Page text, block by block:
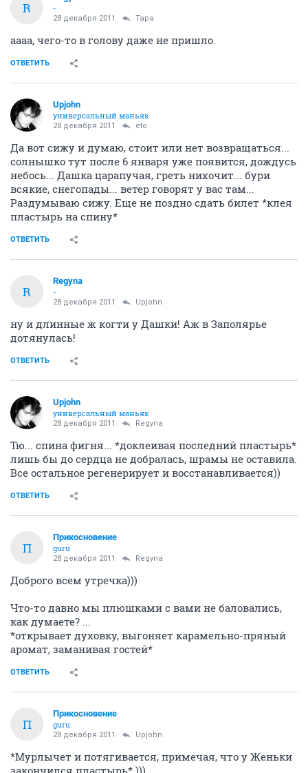
R
-
28 декабря 2011 Тара
аааа, чего-то в голову даже не пришло.
ОТВЕТИТЬ
Upjohn
универсальный маньяк
28 декабря 2011 eto
Да вот сижу и думаю, стоит или нет возвращаться...
солнышко тут после 6 января уже появится, дождусь
небось... Дашка царапучая, греть нихочит... бури
всякие, снегопады... ветер говорят у вас там...
Раздумываю сижу. Еще не поздно сдать билет *клея
пластырь на спину*
ОТВЕТИТЬ
R
Regyna
-
28 декабря 2011 Upjohn
ну и длинные ж когти у Дашки! Аж в Заполярье
дотянулась!
ОТВЕТИТЬ
Upjohn
универсальный маньяк
28 декабря 2011 Regyna
Тю... спина фигня... *доклеивая последний пластырь*
лишь бы до сердца не добралась, шрамы не оставила.
Все остальное регенерирует и восстанавливается))
ОТВЕТИТЬ
П
Прикосновение
guru
28 декабря 2011 Regyna
Доброго всем утречка)))
Что-то давно мы плюшками с вами не баловались,
как думаете? ...
*открывает духовку, выгоняет карамельно-пряный
аромат, заманивая гостей*
ОТВЕТИТЬ
П
Прикосновение
guru
28 декабря 2011 Upjohn
*Мурлычет и потягивается, примечая, что у Женьки
закончился пластырь* )))